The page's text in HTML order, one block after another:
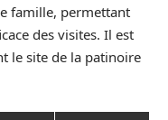
famille, permettant
des visites. Il est
le site de la patinoire